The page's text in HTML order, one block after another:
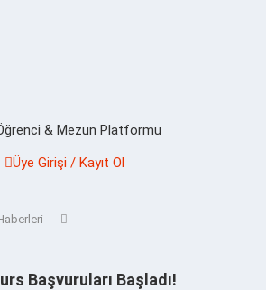
& Mezun Platformu
Üye Girişi / Kayıt Ol
Başvuruları Başladı!